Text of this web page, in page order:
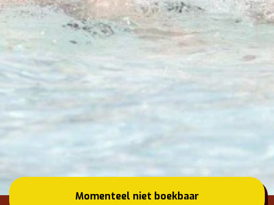
Momenteel niet boekbaar